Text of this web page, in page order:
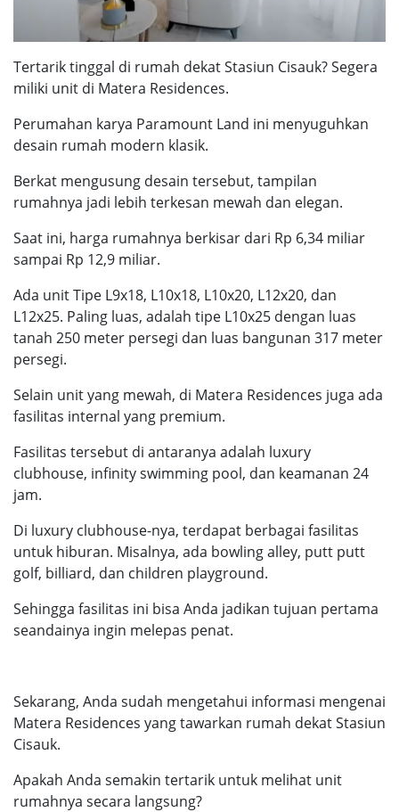
Tertarik tinggal di rumah dekat Stasiun Cisauk? Segera
miliki unit di Matera Residences.
Perumahan karya Paramount Land ini menyuguhkan
desain rumah modern klasik.
Berkat mengusung desain tersebut, tampilan
rumahnya jadi lebih terkesan mewah dan elegan.
Saat ini, harga rumahnya berkisar dari Rp 6,34 miliar
sampai Rp 12,9 miliar.
Ada unit Tipe L9x18, L10x18, L10x20, L12x20, dan
L12x25. Paling luas, adalah tipe L10x25 dengan luas
tanah 250 meter persegi dan luas bangunan 317 meter
persegi.
Selain unit yang mewah, di Matera Residences juga ada
fasilitas internal yang premium.
Fasilitas tersebut di antaranya adalah luxury
clubhouse, infinity swimming pool, dan keamanan 24
jam.
Di luxury clubhouse-nya, terdapat berbagai fasilitas
untuk hiburan. Misalnya, ada bowling alley, putt putt
golf, billiard, dan children playground.
Sehingga fasilitas ini bisa Anda jadikan tujuan pertama
seandainya ingin melepas penat.
Sekarang, Anda sudah mengetahui informasi mengenai
Matera Residences yang tawarkan rumah dekat Stasiun
Cisauk.
Apakah Anda semakin tertarik untuk melihat unit
rumahnya secara langsung?